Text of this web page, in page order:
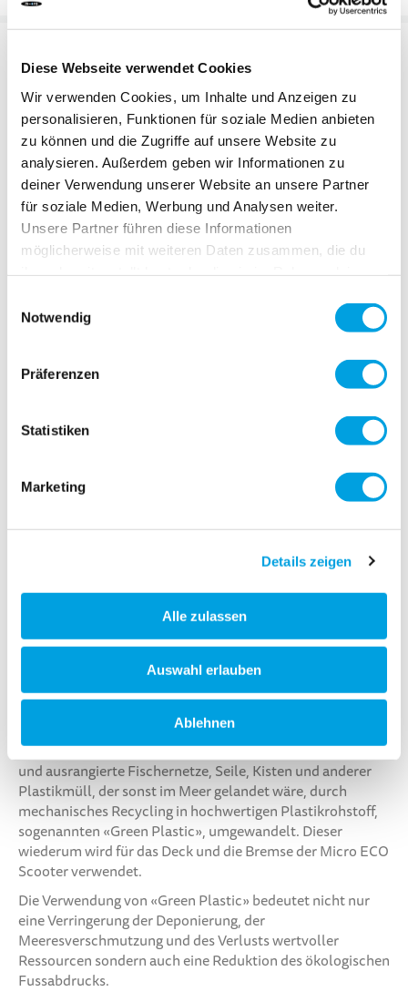
Diese Webseite verwendet Cookies
Wir verwenden Cookies, um Inhalte und Anzeigen zu
personalisieren, Funktionen für soziale Medien anbieten
zu können und die Zugriffe auf unsere Website zu
analysieren. Außerdem geben wir Informationen zu
deiner Verwendung unserer Website an unsere Partner
für soziale Medien, Werbung und Analysen weiter.
Unsere Partner führen diese Informationen
möglicherweise mit weiteren Daten zusammen, die du
Notwendig
Präferenzen
Statistiken
Marketing
Details zeigen
Alle zulassen
Auswahl erlauben
Ablehnen
Video
Wir sind uns unserer Verantwortung bewusst und möchten
innovativen Produktentwicklung ebnen.
Unsere nachhaltigen Micro Kids Scooter werden aus
recyceltem Plastik gefertigt. Hierzu werden gebrauchte
und ausrangierte Fischernetze, Seile, Kisten und anderer
Plastikmüll, der sonst im Meer gelandet wäre, durch
mechanisches Recycling in hochwertigen Plastikrohstoff,
sogenannten «Green Plastic», umgewandelt. Dieser
wiederum wird für das Deck und die Bremse der Micro ECO
Scooter verwendet.
Die Verwendung von «Green Plastic» bedeutet nicht nur
eine Verringerung der Deponierung, der
Meeresverschmutzung und des Verlusts wertvoller
Ressourcen sondern auch eine Reduktion des ökologischen
Fussabdrucks.